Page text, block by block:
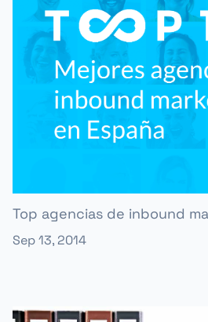
Top agencias de inbound
Sep 13, 2014